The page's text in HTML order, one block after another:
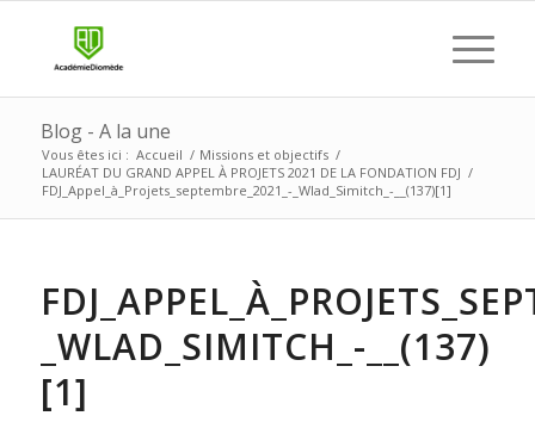
Blog - A la une
Vous êtes ici : Accueil / Missions et objectifs /
LAURÉAT DU GRAND APPEL À PROJETS 2021 DE LA FONDATION FDJ /
FDJ_Appel_à_Projets_septembre_2021_-_Wlad_Simitch_-__(137)[1]
_WLAD_SIMITCH_-__(137)
[1]